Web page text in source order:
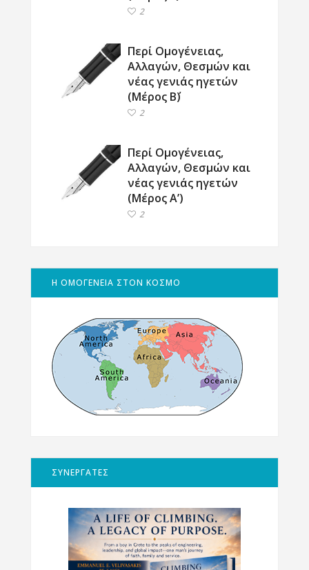
2
Περί Ομογένειας,
Αλλαγών, Θεσμών και
νέας γενιάς ηγετών
(Μέρος Β΄)
2
Περί Ομογένειας,
Αλλαγών, Θεσμών και
νέας γενιάς ηγετών
(Μέρος Α’)
2
Η ΟΜΟΓΕΝΕΙΑ ΣΤΟΝ ΚΟΣΜΟ
ΣΥΝΕΡΓΑΤΕΣ